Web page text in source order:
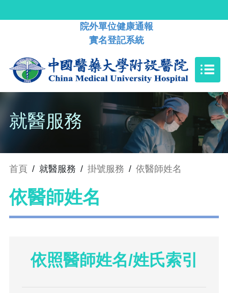
院外單位健康通報
實名登記系統
就醫服務
首頁 / 就醫服務 / 掛號服務 / 依醫師姓名
依醫師姓名
依照醫師姓名/姓氏索引